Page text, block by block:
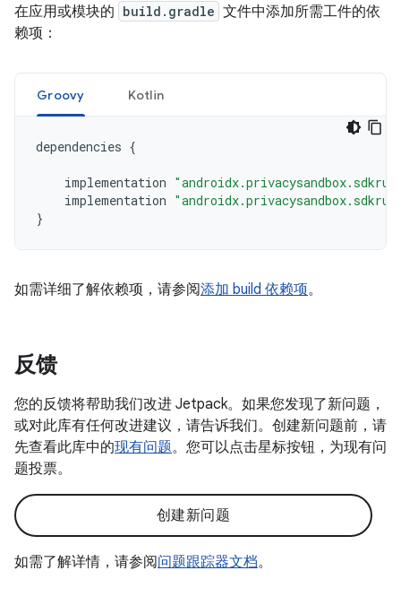
在应用或模块的 build.gradle 文件中添加所需工件的依
赖项：
Groovy Kotlin
dependencies {
implementation
implementation
}
如需详细了解依赖项，请参阅添加 build 依赖项。
反馈
您的反馈将帮助我们改进 Jetpack。如果您发现了新问题，
或对此库有任何改进建议，请告诉我们。创建新问题前，请
先查看此库中的现有问题。您可以点击星标按钮，为现有问
题投票。
创建新问题
如需了解详情，请参阅问题跟踪器文档。